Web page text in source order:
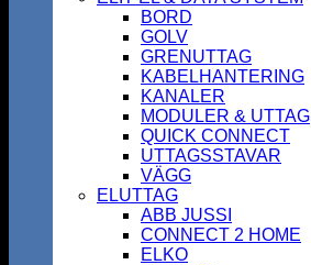
BORD
GOLV
GRENUTTAG
KABELHANTERING
KANALER
MODULER & UTTAG
QUICK CONNECT
UTTAGSSTAVAR
VÄGG
ELUTTAG
ABB JUSSI
CONNECT 2 HOME
ELKO